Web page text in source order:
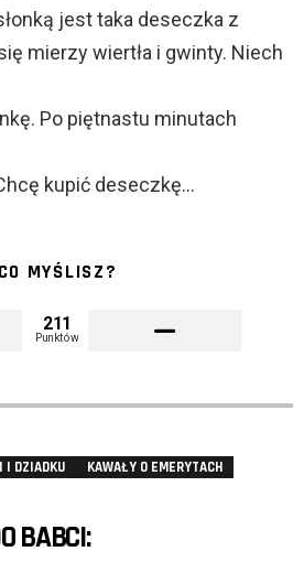
jest taka deseczka z
mierzy wiertła i gwinty. Niech
Po piętnastu minutach
kupić deseczkę…
CO MYŚLISZ?
211
Punktów
I DZIADKU
KAWAŁY O EMERYTACH
BABCI: